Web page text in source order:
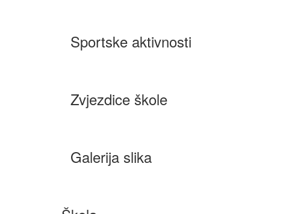
Sportske aktivnosti
Zvjezdice škole
Galerija slika